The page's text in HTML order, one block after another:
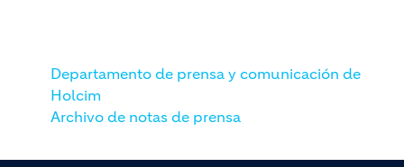
Departamento de prensa y comunicación de
Holcim
Archivo de notas de prensa